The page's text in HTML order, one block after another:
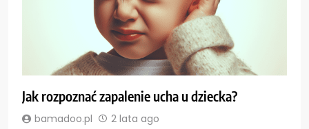
Jak rozpoznać zapalenie ucha u dziecka?
bamadoo.pl 2 lata ago